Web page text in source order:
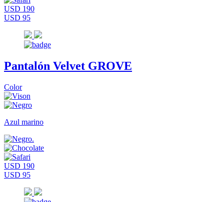
USD 190
USD 95
Pantalón Velvet GROVE
Color
Azul marino
USD 190
USD 95